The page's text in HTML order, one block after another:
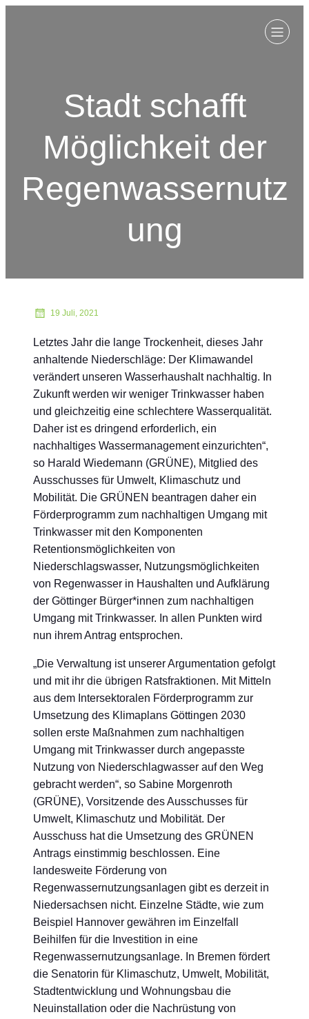
Stadt schafft
Möglichkeit der
Regenwassernutz
ung
19 Juli, 2021
Letztes Jahr die lange Trockenheit, dieses Jahr
anhaltende Niederschläge: Der Klimawandel
verändert unseren Wasserhaushalt nachhaltig. In
Zukunft werden wir weniger Trinkwasser haben
und gleichzeitig eine schlechtere Wasserqualität.
Daher ist es dringend erforderlich, ein
nachhaltiges Wassermanagement einzurichten“,
so Harald Wiedemann (GRÜNE), Mitglied des
Ausschusses für Umwelt, Klimaschutz und
Mobilität. Die GRÜNEN beantragen daher ein
Förderprogramm zum nachhaltigen Umgang mit
Trinkwasser mit den Komponenten
Retentionsmöglichkeiten von
Niederschlagswasser, Nutzungsmöglichkeiten
von Regenwasser in Haushalten und Aufklärung
der Göttinger Bürger*innen zum nachhaltigen
Umgang mit Trinkwasser. In allen Punkten wird
nun ihrem Antrag entsprochen.
„Die Verwaltung ist unserer Argumentation gefolgt
und mit ihr die übrigen Ratsfraktionen. Mit Mitteln
aus dem Intersektoralen Förderprogramm zur
Umsetzung des Klimaplans Göttingen 2030
sollen erste Maßnahmen zum nachhaltigen
Umgang mit Trinkwasser durch angepasste
Nutzung von Niederschlagwasser auf den Weg
gebracht werden“, so Sabine Morgenroth
(GRÜNE), Vorsitzende des Ausschusses für
Umwelt, Klimaschutz und Mobilität. Der
Ausschuss hat die Umsetzung des GRÜNEN
Antrags einstimmig beschlossen. Eine
landesweite Förderung von
Regenwassernutzungsanlagen gibt es derzeit in
Niedersachsen nicht. Einzelne Städte, wie zum
Beispiel Hannover gewähren im Einzelfall
Beihilfen für die Investition in eine
Regenwassernutzungsanlage. In Bremen fördert
die Senatorin für Klimaschutz, Umwelt, Mobilität,
Stadtentwicklung und Wohnungsbau die
Neuinstallation oder die Nachrüstung von